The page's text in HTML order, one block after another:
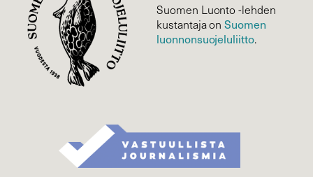
Suomen Luonto -lehden
kustantaja onSuomen
luonnonsuojelu­liitto.